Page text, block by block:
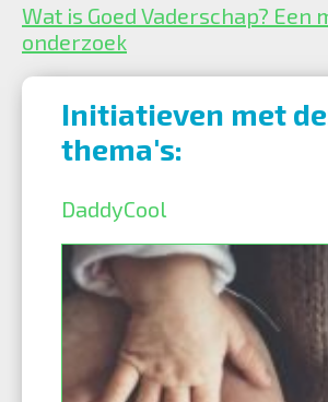
Wat is Goed Vaderschap? Een
onderzoek
Initiatieven met
thema's:
DaddyCool